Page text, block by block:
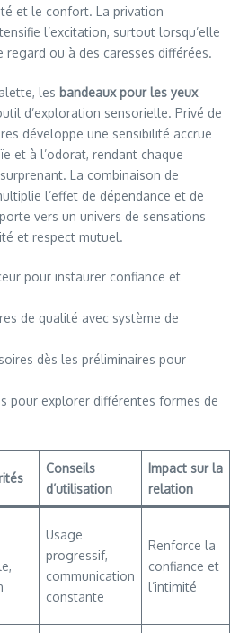
et le confort. La privation
l’excitation, surtout lorsqu’elle
regard ou à des caresses différées.
les bandeaux pour les yeux
d’exploration sensorielle. Privé de
développe une sensibilité accrue
et à l’odorat, rendant chaque
La combinaison de
l’effet de dépendance et de
vers un univers de sensations
et respect mutuel.
pour instaurer confiance et
de qualité avec système de
dès les préliminaires pour
pour explorer différentes formes de
Conseils
d’utilisation
Impact sur la
relation
Usage
progressif,
communication
constante
Renforce la
confiance et
l’intimité